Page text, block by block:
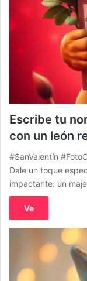
Escribe tu
con un león
#SanValentín
Dale un toque
impactante: un
Ve